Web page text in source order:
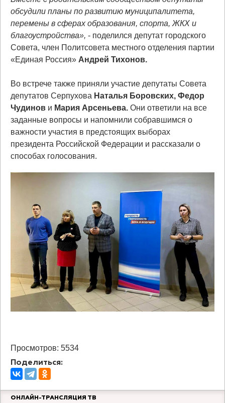
обсудили планы по развитию муниципалитета,
перемены в сферах образования, спорта, ЖКХ и
благоустройства», - поделился депутат городского
Совета, член Политсовета местного отделения партии
«Единая Россия» Андрей Тихонов.
Во встрече также приняли участие депутаты Совета
депутатов Серпухова Наталья Боровских, Федор
Чудинов и Мария Арсеньева. Они ответили на все
заданные вопросы и напомнили собравшимся о
важности участия в предстоящих выборах
президента Российской Федерации и рассказали о
способах голосования.
Просмотров: 5534
Поделиться:
ОНЛАЙН-ТРАНСЛЯЦИЯ ТВ